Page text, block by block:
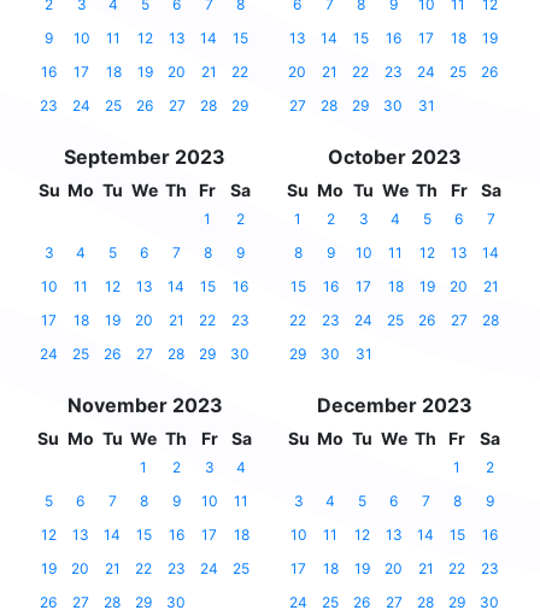
2 3 4 5 6 7
8
9
10 11 12 13 14
15
16
17 18 19 20 21
22
23
24 25 26 27 28 29
6 7 8 9 10 11
12
13
14 15 16 17 18
19
20
21 22 23 24 25
26
27
28 29 30 31
September 2023
Su Mo Tu We Th Fr Sa
1
2
3
4 5 6 7 8
9
10
11 12 13 14 15
16
17
18 19 20 21 22
23
24
25 26 27 28 29 30
October 2023
Su Mo Tu We Th Fr Sa
1 2 3 4 5 6
7
8
9 10 11 12 13
14
15
16 17 18 19 20
21
22
23 24 25 26 27
28
29
30 31
November 2023
Su Mo Tu We Th Fr Sa
1 2 3
4
5
6 7 8 9 10
11
12
13 14 15 16 17
18
19
20 21 22 23 24
25
26
27 28 29 30
December 2023
Su Mo Tu We Th Fr Sa
1
2
3
4 5 6 7 8
9
10
11 12 13 14 15
16
17
18 19 20 21 22
23
24
25 26 27 28 29 30